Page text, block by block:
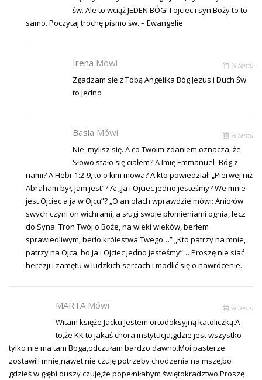
św. Ale to wciąż JEDEN BÓG! I ojciec i syn Boży to to
samo. Poczytaj trochę pismo św. – Ewangelie
Irena Mówi % temu
Zgadzam się z Tobą Angelika Bóg Jezus i Duch Św
to jedno
Basia Mówi % temu
Nie, mylisz się. A co Twoim zdaniem oznacza, że
Słowo stało się ciałem? A Imię Emmanuel- Bóg z
nami? A Hebr 1:2-9, to o kim mowa? A kto powiedział: „Pierwej niż
Abraham był, jam jest”? A: „Ja i Ojciec jedno jesteśmy? We mnie
jest Ojciec a ja w Ojcu”? „O aniołach wprawdzie mówi: Aniołów
swych czyni on wichrami, a sługi swoje płomieniami ognia, lecz
do Syna: Tron Twój o Boże, na wieki wieków, berłem
sprawiedliwym, berło królestwa Twego…” „Kto patrzy na mnie,
patrzy na Ojca, bo ja i Ojciec jedno jesteśmy”… Proszę nie siać
herezji i zamętu w ludzkich sercach i modlić się o nawrócenie.
MARTA Mówi % temu
Witam księże Jacku.Jestem ortodoksyjną katoliczką.A
to,że KK to jakaś chora instytucja,gdzie jest wszystko
tylko nie ma tam Boga,odczułam bardzo dawno.Moi pasterze
zostawili mnie,nawet nie czuję potrzeby chodzenia na mszę,bo
gdzieś w głębi duszy czuję,że popełniłabym świętokradztwo.Proszę